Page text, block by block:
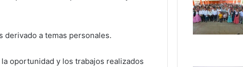
derivado a temas personales.
oportunidad y los trabajos realizados